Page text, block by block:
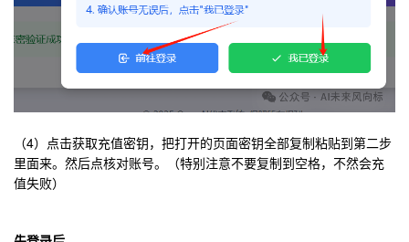
（4）点击获取充值密钥，把打开的页面密钥全部复制粘贴到第二步
里面来。然后点核对账号。（特别注意不要复制到空格，不然会充
值失败）